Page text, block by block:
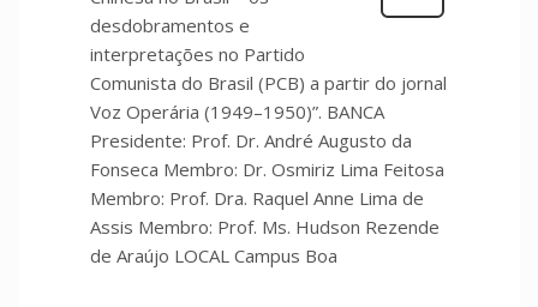
desdobramentos e
interpretações no Partido
Comunista do Brasil (PCB) a partir do jornal
Voz Operária (1949–1950)”. BANCA
Presidente: Prof. Dr. André Augusto da
Fonseca Membro: Dr. Osmiriz Lima Feitosa
Membro: Prof. Dra. Raquel Anne Lima de
Assis Membro: Prof. Ms. Hudson Rezende
de Araújo LOCAL Campus Boa